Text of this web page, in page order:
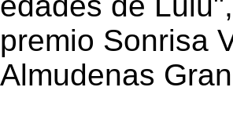
premio Sonrisa
Almudenas